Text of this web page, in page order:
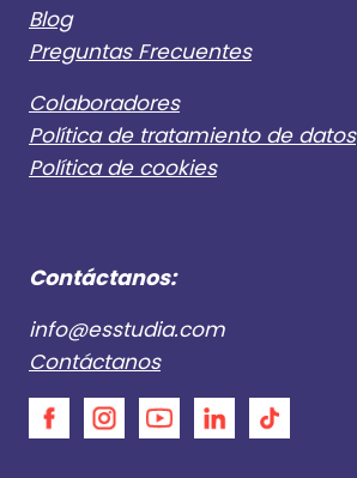
Blog
Preguntas Frecuentes
Colaboradores
Política de tratamiento de datos
Política de cookies
Contáctanos:
info@esstudia.com
Contáctanos